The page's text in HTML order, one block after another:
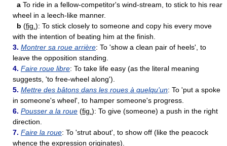
a To ride in a fellow-competitor's wind-stream, to stick to his rear
wheel in a leech-like manner.
b (fig. ): To stick closely to someone and copy his every move
with the intention of beating him at the finish.
3. Montrer sa roue arrière: To 'show a clean pair of heels', to
leave the opposition standing.
4. Faire roue libre: To take life easy (as the literal meaning
suggests, 'to free-wheel along').
5. Mettre des bâtons dans les roues à quelqu'un: To 'put a spoke
in someone's wheel', to hamper someone's progress.
6. Pousser a la roue (fig. ): To give (someone) a push in the right
direction.
7. Faire la roue: To 'strut about', to show off (like the peacock
whence the expression originates).